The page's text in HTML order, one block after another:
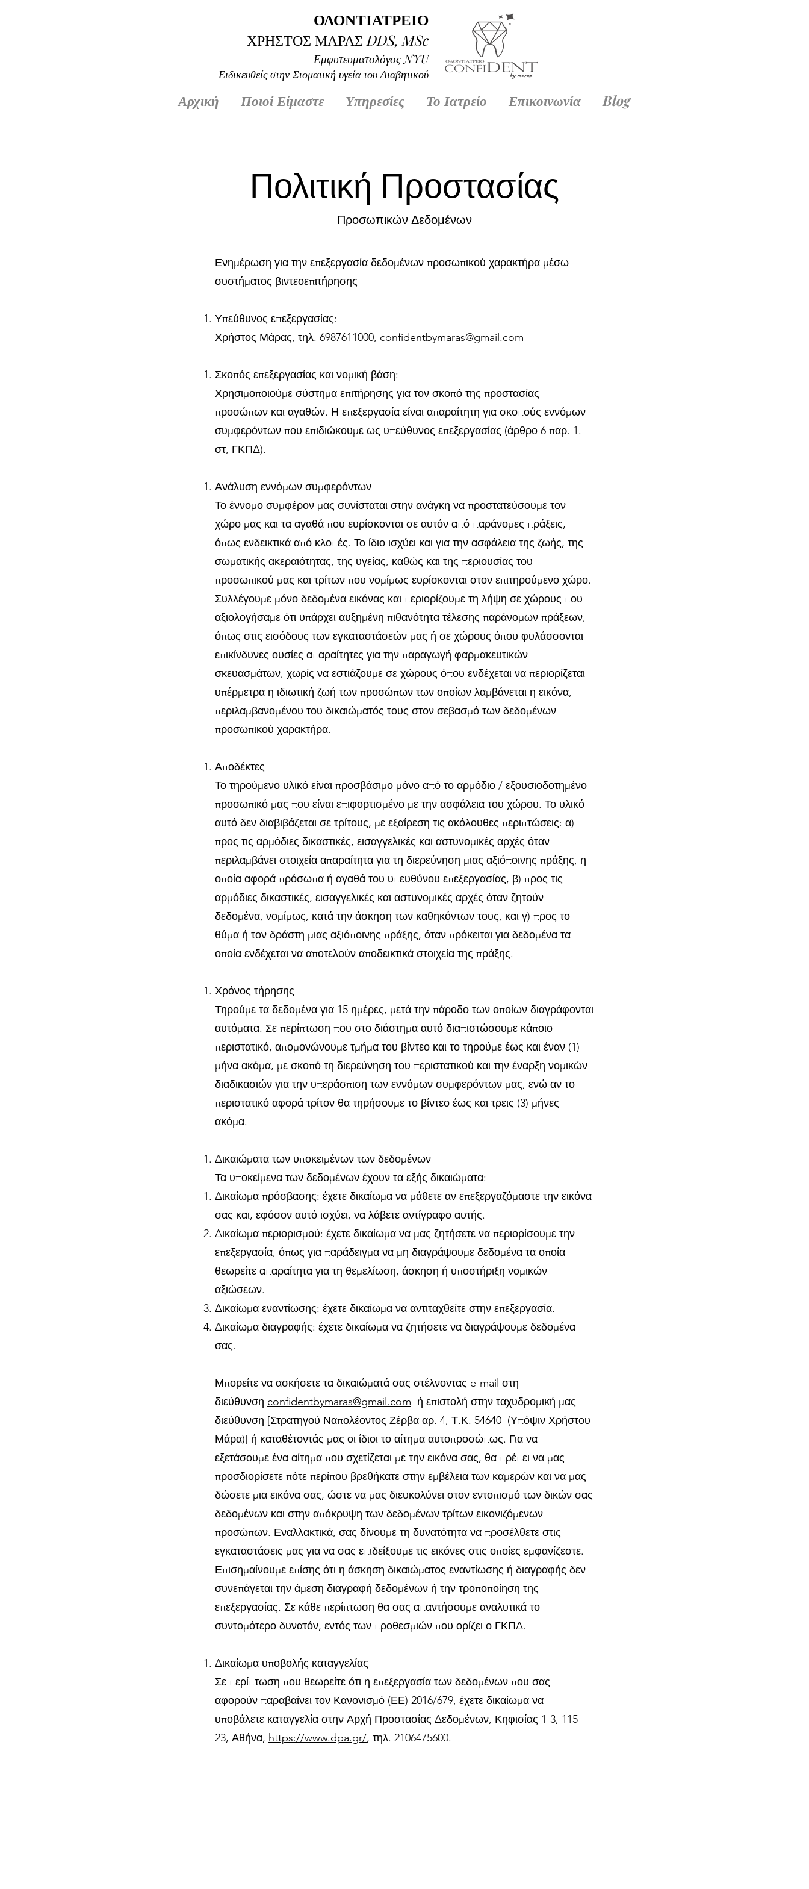
ΟΔΟΝΤΙΑΤΡΕΙΟ
ΧΡΗΣΤΟΣ ΜΑΡΑΣ DDS, MSc
Εμφυτευματολόγος NYU
Ειδικευθείς στην Στοματική υγεία του Διαβητικού
Αρχική Ποιοί Είμαστε Υπηρεσίες Το Ιατρείο Επικοινωνία Blog
Πολιτική Προστασίας
Προσωπικών Δεδομένων
Ενημέρωση για την επεξεργασία δεδομένων προσωπικού χαρακτήρα μέσω
συστήματος βιντεοεπιτήρησης
Υπεύθυνος επεξεργασίας:
Χρήστος Μάρας, τηλ. 6987611000, confidentbymaras@gmail.com
Σκοπός επεξεργασίας και νομική βάση:
Χρησιμοποιούμε σύστημα επιτήρησης για τον σκοπό της προστασίας
προσώπων και αγαθών. Η επεξεργασία είναι απαραίτητη για σκοπούς εννόμων
συμφερόντων που επιδιώκουμε ως υπεύθυνος επεξεργασίας (άρθρο 6 παρ. 1.
στ, ΓΚΠΔ).
Ανάλυση εννόμων συμφερόντων
Το έννομο συμφέρον μας συνίσταται στην ανάγκη να προστατεύσουμε τον
χώρο μας και τα αγαθά που ευρίσκονται σε αυτόν από παράνομες πράξεις,
όπως ενδεικτικά από κλοπές. Το ίδιο ισχύει και για την ασφάλεια της ζωής, της
σωματικής ακεραιότητας, της υγείας, καθώς και της περιουσίας του
προσωπικού μας και τρίτων που νομίμως ευρίσκονται στον επιτηρούμενο χώρο.
Συλλέγουμε μόνο δεδομένα εικόνας και περιορίζουμε τη λήψη σε χώρους που
αξιολογήσαμε ότι υπάρχει αυξημένη πιθανότητα τέλεσης παράνομων πράξεων,
όπως στις εισόδους των εγκαταστάσεών μας ή σε χώρους όπου φυλάσσονται
επικίνδυνες ουσίες απαραίτητες για την παραγωγή φαρμακευτικών
σκευασμάτων, χωρίς να εστιάζουμε σε χώρους όπου ενδέχεται να περιορίζεται
υπέρμετρα η ιδιωτική ζωή των προσώπων των οποίων λαμβάνεται η εικόνα,
περιλαμβανομένου του δικαιώματός τους στον σεβασμό των δεδομένων
προσωπικού χαρακτήρα.
Αποδέκτες
Το τηρούμενο υλικό είναι προσβάσιμο μόνο από το αρμόδιο / εξουσιοδοτημένο
προσωπικό μας που είναι επιφορτισμένο με την ασφάλεια του χώρου. Το υλικό
αυτό δεν διαβιβάζεται σε τρίτους, με εξαίρεση τις ακόλουθες περιπτώσεις: α)
προς τις αρμόδιες δικαστικές, εισαγγελικές και αστυνομικές αρχές όταν
περιλαμβάνει στοιχεία απαραίτητα για τη διερεύνηση μιας αξιόποινης πράξης, η
οποία αφορά πρόσωπα ή αγαθά του υπευθύνου επεξεργασίας, β) προς τις
αρμόδιες δικαστικές, εισαγγελικές και αστυνομικές αρχές όταν ζητούν
δεδομένα, νομίμως, κατά την άσκηση των καθηκόντων τους, και γ) προς το
θύμα ή τον δράστη μιας αξιόποινης πράξης, όταν πρόκειται για δεδομένα τα
οποία ενδέχεται να αποτελούν αποδεικτικά στοιχεία της πράξης.
Χρόνος τήρησης
Τηρούμε τα δεδομένα για 15 ημέρες, μετά την πάροδο των οποίων διαγράφονται
αυτόματα. Σε περίπτωση που στο διάστημα αυτό διαπιστώσουμε κάποιο
περιστατικό, απομονώνουμε τμήμα του βίντεο και το τηρούμε έως και έναν (1)
μήνα ακόμα, με σκοπό τη διερεύνηση του περιστατικού και την έναρξη νομικών
διαδικασιών για την υπεράσπιση των εννόμων συμφερόντων μας, ενώ αν το
περιστατικό αφορά τρίτον θα τηρήσουμε το βίντεο έως και τρεις (3) μήνες
ακόμα.
Δικαιώματα των υποκειμένων των δεδομένων
Τα υποκείμενα των δεδομένων έχουν τα εξής δικαιώματα:
Δικαίωμα πρόσβασης: έχετε δικαίωμα να μάθετε αν επεξεργαζόμαστε την εικόνα
σας και, εφόσον αυτό ισχύει, να λάβετε αντίγραφο αυτής.
Δικαίωμα περιορισμού: έχετε δικαίωμα να μας ζητήσετε να περιορίσουμε την
επεξεργασία, όπως για παράδειγμα να μη διαγράψουμε δεδομένα τα οποία
θεωρείτε απαραίτητα για τη θεμελίωση, άσκηση ή υποστήριξη νομικών
αξιώσεων.
Δικαίωμα εναντίωσης: έχετε δικαίωμα να αντιταχθείτε στην επεξεργασία.
Δικαίωμα διαγραφής: έχετε δικαίωμα να ζητήσετε να διαγράψουμε δεδομένα
σας.
Μπορείτε να ασκήσετε τα δικαιώματά σας στέλνοντας e-mail στη
διεύθυνση confidentbymaras@gmail.com ή επιστολή στην ταχυδρομική μας
διεύθυνση [Στρατηγού Ναπολέοντος Ζέρβα αρ. 4, Τ.Κ. 54640 (Υπόψιν Χρήστου
Μάρα)] ή καταθέτοντάς μας οι ίδιοι το αίτημα αυτοπροσώπως. Για να
εξετάσουμε ένα αίτημα που σχετίζεται με την εικόνα σας, θα πρέπει να μας
προσδιορίσετε πότε περίπου βρεθήκατε στην εμβέλεια των καμερών και να μας
δώσετε μια εικόνα σας, ώστε να μας διευκολύνει στον εντοπισμό των δικών σας
δεδομένων και στην απόκρυψη των δεδομένων τρίτων εικονιζόμενων
προσώπων. Εναλλακτικά, σας δίνουμε τη δυνατότητα να προσέλθετε στις
εγκαταστάσεις μας για να σας επιδείξουμε τις εικόνες στις οποίες εμφανίζεστε.
Επισημαίνουμε επίσης ότι η άσκηση δικαιώματος εναντίωσης ή διαγραφής δεν
συνεπάγεται την άμεση διαγραφή δεδομένων ή την τροποποίηση της
επεξεργασίας. Σε κάθε περίπτωση θα σας απαντήσουμε αναλυτικά το
συντομότερο δυνατόν, εντός των προθεσμιών που ορίζει ο ΓΚΠΔ.
Δικαίωμα υποβολής καταγγελίας
Σε περίπτωση που θεωρείτε ότι η επεξεργασία των δεδομένων που σας
αφορούν παραβαίνει τον Κανονισμό (ΕΕ) 2016/679, έχετε δικαίωμα να
υποβάλετε καταγγελία στην Αρχή Προστασίας Δεδομένων, Κηφισίας 1-3, 115
23, Αθήνα, https://www.dpa.gr/, τηλ. 2106475600.